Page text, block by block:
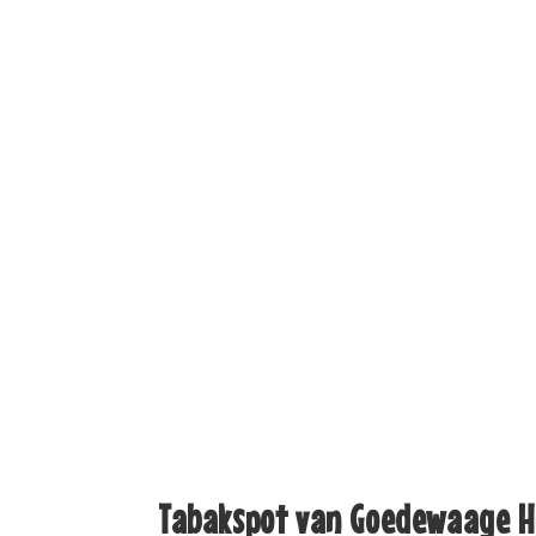
Tabakspot van Goedewaage